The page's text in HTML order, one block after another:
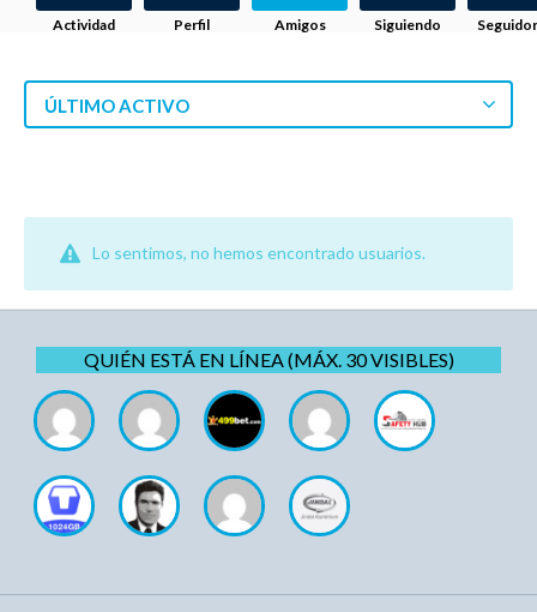
Actividad Perfil Amigos Siguiendo
ÚLTIMO ACTIVO
Lo sentimos, no hemos encontrado usuarios.
QUIÉN ESTÁ EN LÍNEA (MÁX. 30 VISIBLES)